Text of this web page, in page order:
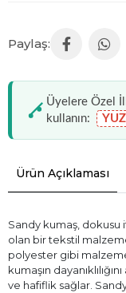
Üyelere Özel
kullanın:
Ürün Açıklaması
Sandy kumaş, dokusu
olan bir tekstil
polyester gibi
kumaşın
ve hafiflik sağlar.